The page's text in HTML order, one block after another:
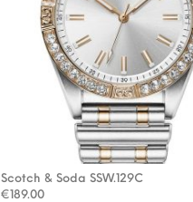
Scotch & Soda SSW.129C
€189.00